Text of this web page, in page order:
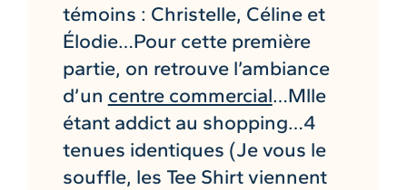
témoins : Christelle, Céline et
Élodie…Pour cette première
partie, on retrouve l’ambiance
d’un centre commercial…Mlle
étant addict au shopping…4
tenues identiques (Je vous le
souffle, les Tee Shirt viennent